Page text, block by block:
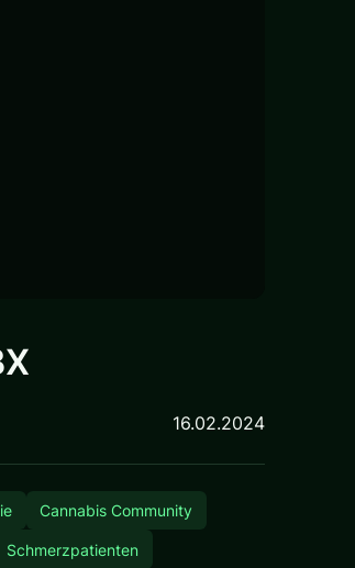
16.02.2024
Cannabis Community
Schmerzpatienten